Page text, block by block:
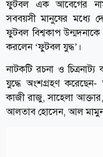
ফুটবল এক আবেগের
সববয়সী মানুষের মধ্যে
ফুটবল বিশ্বকাপ উন্মদনাকে
করলেন ‘ফুটবল যুদ্ধ’।
নাটকটি রচনা ও
যুদ্ধে অংশগ্রহণ
কাজী রাজু, সাহেলা
আলতাব হোসেন, আল মামুন